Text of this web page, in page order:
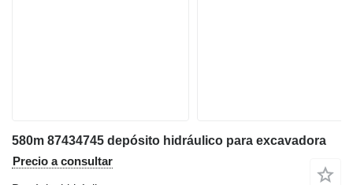
580m 87434745 depósito hidráulico para excavadora
Precio a consultar